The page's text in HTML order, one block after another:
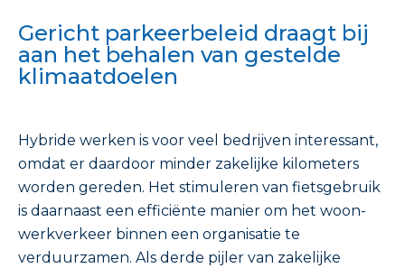
Gericht parkeerbeleid draagt bij
aan het behalen van gestelde
klimaatdoelen
Hybride werken is voor veel bedrijven interessant,
omdat er daardoor minder zakelijke kilometers
worden gereden. Het stimuleren van fietsgebruik
is daarnaast een efficiënte manier om het woon-
werkverkeer binnen een organisatie te
verduurzamen. Als derde pijler van zakelijke